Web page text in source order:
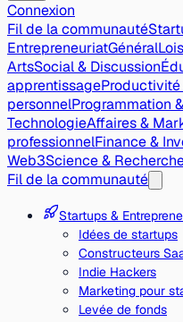
Connexion
Fil de la communauté
EntrepreneuriatGénéral
ArtsSocial & Discussion
apprentissage
personnelProgrammation
TechnologieAffaires &
professionnelFinance &
Web3Science &
Fil de la communauté
Startups &
Idées de startups
Constructeurs
Indie Hackers
Marketing pour
Levée de fonds